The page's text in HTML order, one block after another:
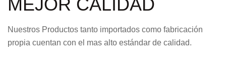
MEJOR CALIDAD
Nuestros Productos tanto importados como fabricación
propia cuentan con el mas alto estándar de calidad.